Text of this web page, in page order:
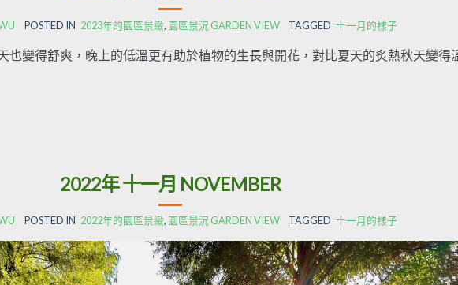
POSTED IN 2023年的園區景緻, 園區景況 GARDEN VIEW TAGGED 十一月的樣子
變得舒爽，晚上的低溫更有助於植物的生長與開花，對比夏天的炙熱秋天變得
2022年 十一月 NOVEMBER
POSTED IN 2022年的園區景緻, 園區景況 GARDEN VIEW TAGGED 十一月的樣子